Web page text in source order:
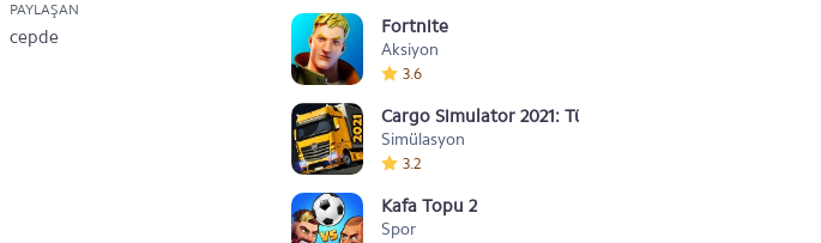
PAYLAŞAN
cepde Fortnite
Aksiyon
3.6
Cargo Simulator 2021: Türkiye
Simülasyon
3.2
Kafa Topu 2
Spor